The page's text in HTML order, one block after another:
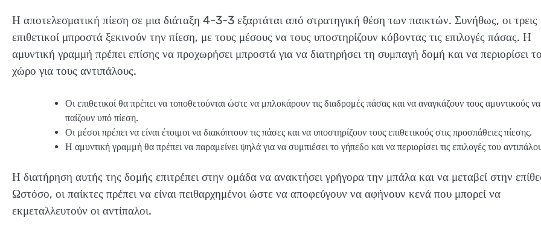
Η αποτελεσματική πίεση σε μια διάταξη 4-3-3 εξαρτάται από στρατηγική θέση των παικτών. Συνήθως, οι τρεις
επιθετικοί μπροστά ξεκινούν την πίεση, με τους μέσους να τους υποστηρίζουν κόβοντας τις επιλογές πάσας. Η
αμυντική γραμμή πρέπει επίσης να προχωρήσει μπροστά για να διατηρήσει τη συμπαγή δομή και να περιορίσει
χώρο για τους αντιπάλους.
Οι επιθετικοί θα πρέπει να τοποθετούνται ώστε να μπλοκάρουν τις διαδρομές πάσας και να αναγκάζουν τους αμυντικούς να
παίζουν υπό πίεση.
Οι μέσοι πρέπει να είναι έτοιμοι να διακόπτουν τις πάσες και να υποστηρίζουν τους επιθετικούς στις προσπάθειες πίεσης.
Η αμυντική γραμμή θα πρέπει να παραμείνει ψηλά για να συμπιέσει το γήπεδο και να περιορίσει τις επιλογές του
Η διατήρηση αυτής της δομής επιτρέπει στην ομάδα να ανακτήσει γρήγορα την μπάλα και να μεταβεί στην
Ωστόσο, οι παίκτες πρέπει να είναι πειθαρχημένοι ώστε να αποφεύγουν να αφήνουν κενά που μπορεί να
εκμεταλλευτούν οι αντίπαλοι.